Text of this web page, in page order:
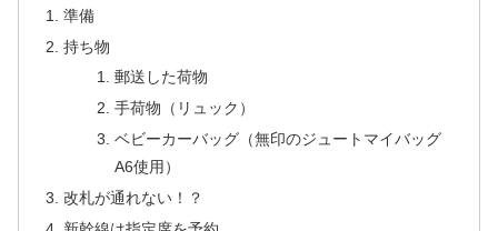
準備
持ち物
郵送した荷物
手荷物（リュック）
ベビーカーバッグ（無印のジュートマイバッグ
A6使用）
改札が通れない！？